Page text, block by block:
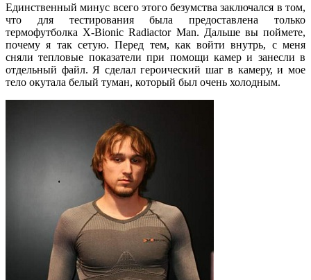
Единственный минус всего этого безумства заключался в том,
что для тестирования была предоставлена только
термофутболка X-Bionic Radiactor Man. Дальше вы поймете,
почему я так сетую. Перед тем, как войти внутрь, с меня
сняли тепловые показатели при помощи камер и занесли в
отдельный файл. Я сделал героический шаг в камеру, и мое
тело окутала белый туман, который был очень холодным.